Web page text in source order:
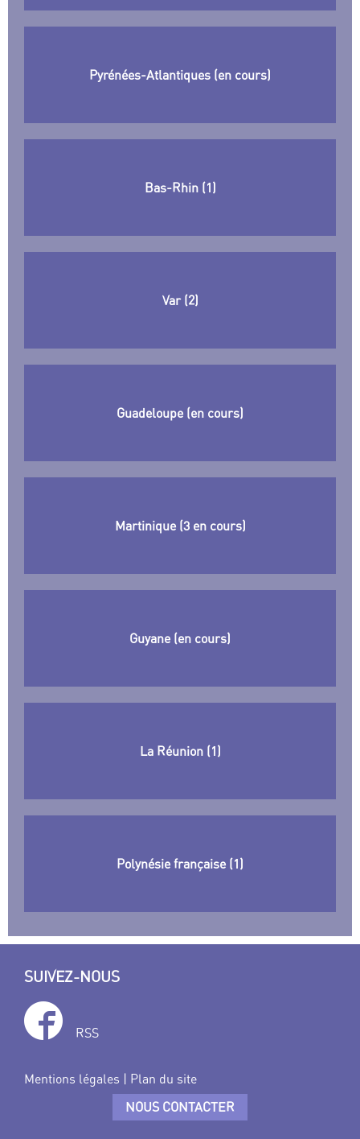
Pyrénées-Atlantiques (en cours)
Bas-Rhin (1)
Var (2)
Guadeloupe (en cours)
Martinique (3 en cours)
Guyane (en cours)
La Réunion (1)
Polynésie française (1)
SUIVEZ-NOUS
RSS
Mentions légales | Plan du site
NOUS CONTACTER